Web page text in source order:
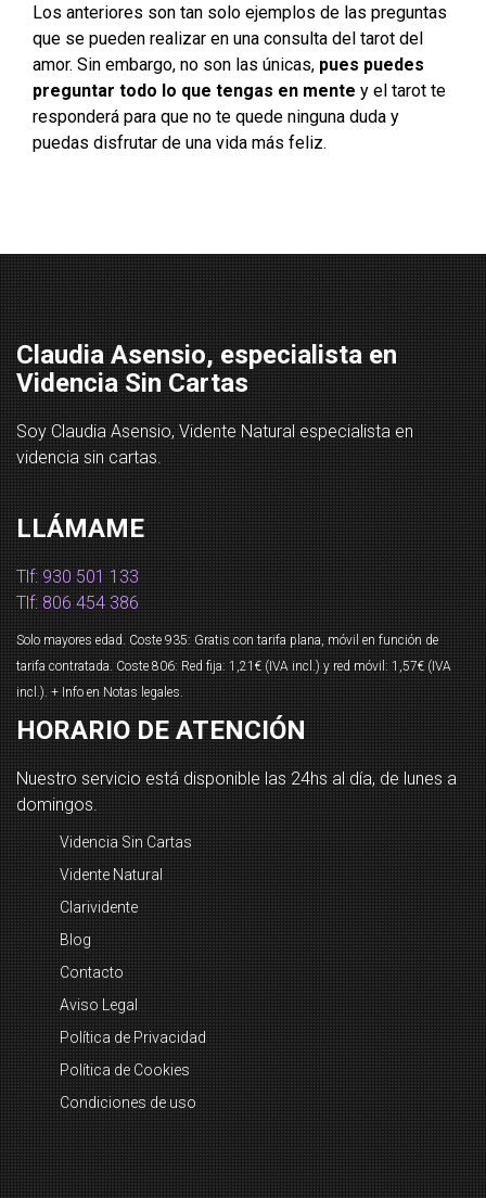
Los anteriores son tan solo ejemplos de las preguntas
que se pueden realizar en una consulta del tarot del
amor. Sin embargo, no son las únicas, pues puedes
preguntar todo lo que tengas en mente y el tarot te
responderá para que no te quede ninguna duda y
puedas disfrutar de una vida más feliz.
Claudia Asensio, especialista en
Videncia Sin Cartas
Soy Claudia Asensio, Vidente Natural especialista en
videncia sin cartas.
LLÁMAME
Tlf: 930 501 133
Tlf: 806 454 386
Solo mayores edad. Coste 935: Gratis con tarifa plana, móvil en función de
tarifa contratada. Coste 806: Red fija: 1,21€ (IVA incl.) y red móvil: 1,57€ (IVA
incl.). + Info en Notas legales.
HORARIO DE ATENCIÓN
Nuestro servicio está disponible las 24hs al día, de lunes a
domingos.
Videncia Sin Cartas
Vidente Natural
Clarividente
Blog
Contacto
Aviso Legal
Política de Privacidad
Política de Cookies
Condiciones de uso